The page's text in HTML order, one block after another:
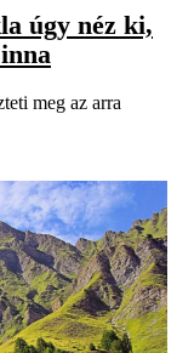
úgy néz ki,
meg az arra